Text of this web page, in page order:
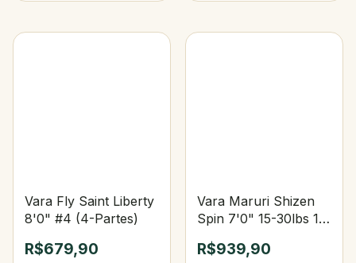
Vara Fly Saint Liberty
8'0" #4 (4-Partes)
R$679,90
Vara Maruri Shizen
Spin 7'0" 15-30lbs 15-
R$939,90